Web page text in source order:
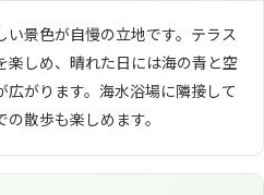
景色が自慢の立地です。テラス
楽しめ、晴れた日には海の青と空
がります。海水浴場に隣接して
散歩も楽しめます。